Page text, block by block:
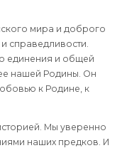
мира и доброго
справедливости.
единения и общей
нашей Родины. Он
к Родине, к
Мы уверенно
наших предков. И